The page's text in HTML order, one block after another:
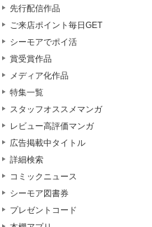
先行配信作品
ご来店ポイント毎日GET
シーモアでポイ活
賞受賞作品
メディア化作品
特集一覧
スタッフオススメマンガ
レビュー高評価マンガ
広告掲載中タイトル
詳細検索
コミックニュース
シーモア図書券
プレゼントコード